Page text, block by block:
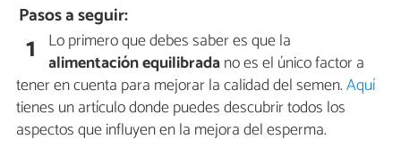
Pasos a seguir:
1 Lo primero que debes saber es que la
alimentación equilibradano es el único factor a
tener en cuenta para mejorar la calidad del semen.Aquí
tienes un artículo donde puedes descubrir todos los
aspectos que influyen en la mejora del esperma.